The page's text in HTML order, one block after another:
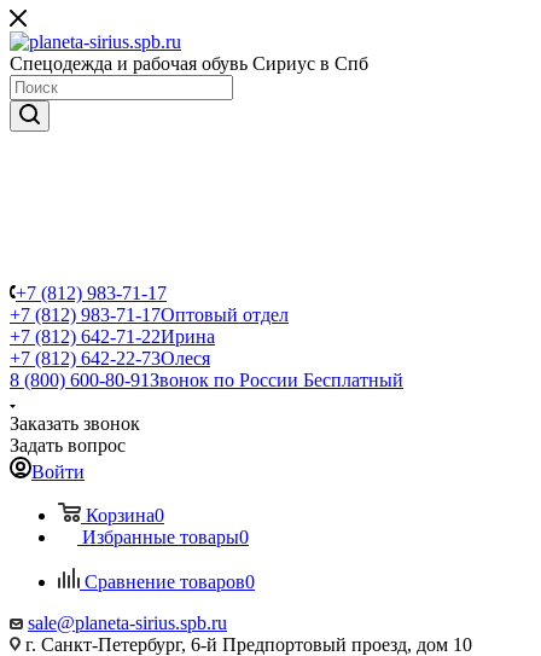
Спецодежда и рабочая обувь Сириус в Спб
+7 (812) 983-71-17
+7 (812) 983-71-17Оптовый отдел
+7 (812) 642-71-22Ирина
+7 (812) 642-22-73Олеся
8 (800) 600-80-91Звонок по России Бесплатный
Заказать звонок
Задать вопрос
Войти
Корзина0
Избранные товары0
Сравнение товаров0
sale@planeta-sirius.spb.ru
г. Санкт-Петербург, 6-й Предпортовый проезд, дом 10